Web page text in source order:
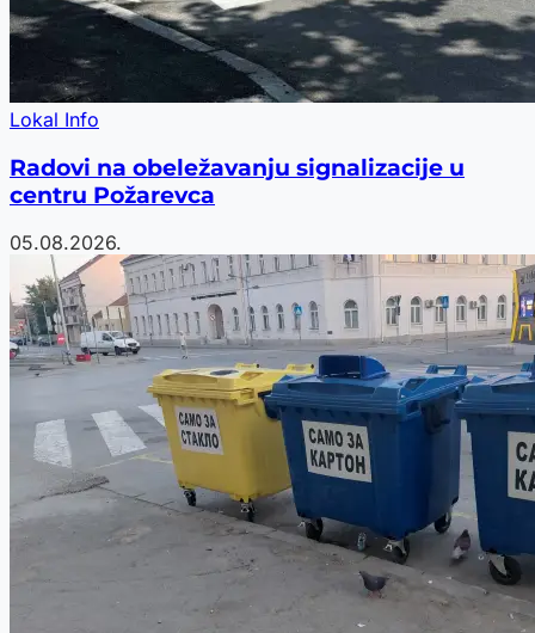
Lokal Info
Radovi na obeležavanju signalizacije u
centru Požarevca
05.08.2026.